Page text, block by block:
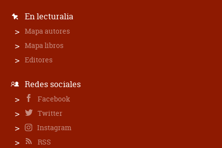
En lecturalia
Mapa autores
Mapa libros
Editores
Redes sociales
Facebook
Twitter
Instagram
RSS